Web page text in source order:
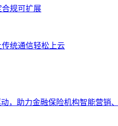
规可扩展
统通信轻松上云
，助力金融保险机构智能营销